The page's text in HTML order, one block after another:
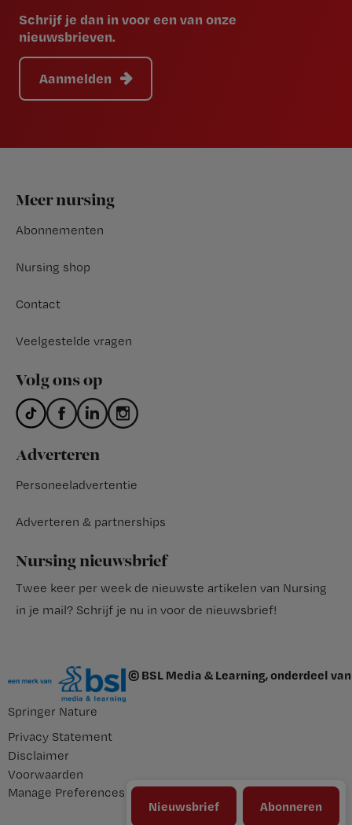
Nieuwsbrief Abonneren
Schrijf je dan in voor een van onze
nieuwsbrieven.
Aanmelden
Footer
Meer nursing
Abonnementen
Nursing shop
Contact
Veelgestelde vragen
Volg ons op
Adverteren
Personeeladvertentie
Adverteren & partnerships
Nursing nieuwsbrief
Twee keer per week de nieuwste artikelen van Nursing
in je mail? Schrijf je nu in voor de nieuwsbrief!
© BSL Media & Learning, onderdeel van
Springer Nature
Privacy Statement
Disclaimer
Voorwaarden
Manage Preferences